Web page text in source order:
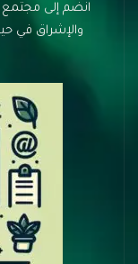
انضم إلى مجتمع
والإشراق في